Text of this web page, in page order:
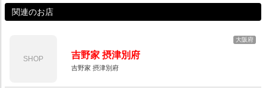
関連のお店
SHOP
大阪府
吉野家 摂津別府
吉野家 摂津別府